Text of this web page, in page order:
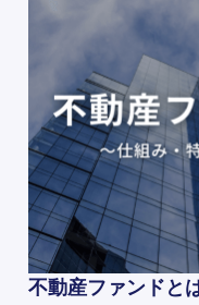
不動産ファンドと